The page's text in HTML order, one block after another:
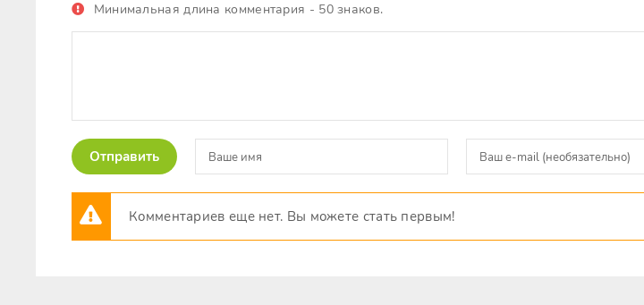
Минимальная длина комментария - 50 знаков.
Отправить
Комментариев еще нет. Вы можете стать первым!